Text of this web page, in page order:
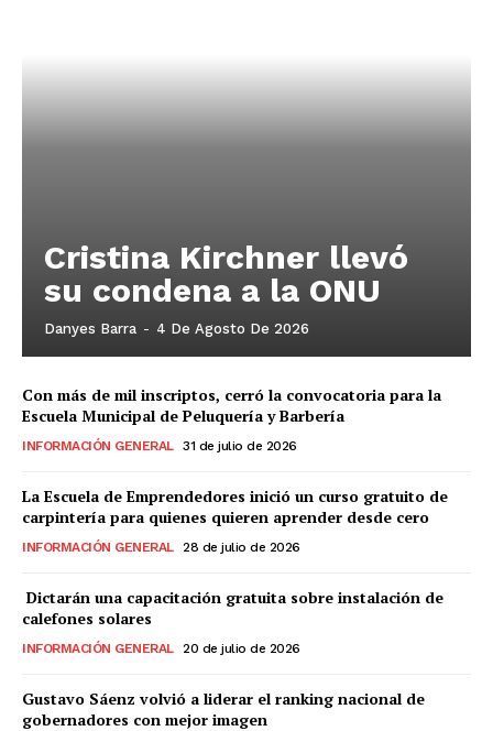
Cristina Kirchner llevó
su condena a la ONU
Danyes Barra - 4 De Agosto De 2026
Con más de mil inscriptos, cerró la convocatoria para la
Escuela Municipal de Peluquería y Barbería
INFORMACIÓN GENERAL 31 de julio de 2026
La Escuela de Emprendedores inició un curso gratuito de
carpintería para quienes quieren aprender desde cero
INFORMACIÓN GENERAL 28 de julio de 2026
Dictarán una capacitación gratuita sobre instalación de
calefones solares
INFORMACIÓN GENERAL 20 de julio de 2026
Gustavo Sáenz volvió a liderar el ranking nacional de
gobernadores con mejor imagen